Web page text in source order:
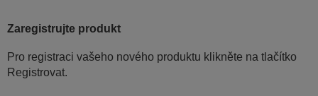
Zaregistrujte produkt
Pro registraci vašeho nového produktu klikněte na tlačítko
Registrovat.